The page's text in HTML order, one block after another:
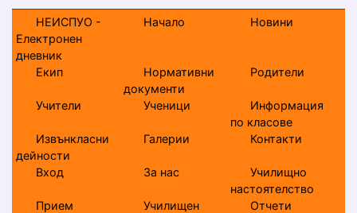
НЕИСПУО -
Електронен
дневник
Начало Новини
Екип
Нормативни
документи
Родители
Учители Ученици
Информация
по класове
Извънкласни
дейности
Галерии Контакти
Вход За нас
Училищно
настоятелство
Прием
Училищен
Отчети